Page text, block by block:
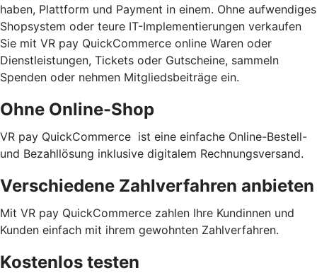
haben, Plattform und Payment in einem. Ohne aufwendiges
Shopsystem oder teure IT-Implementierungen verkaufen
Sie mit VR pay QuickCommerce online Waren oder
Dienstleistungen, Tickets oder Gutscheine, sammeln
Spenden oder nehmen Mitgliedsbeiträge ein.
Ohne Online-Shop
VR pay QuickCommerce ist eine einfache Online-Bestell-
und Bezahllösung inklusive digitalem Rechnungsversand.
Verschiedene Zahlverfahren anbieten
Mit VR pay QuickCommerce zahlen Ihre Kundinnen und
Kunden einfach mit ihrem gewohnten Zahlverfahren.
Kostenlos testen